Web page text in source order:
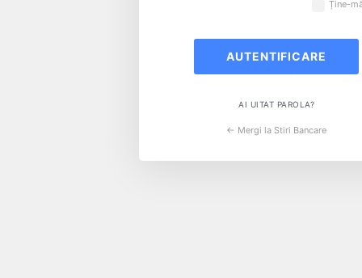
Ține-
AI UITAT PAROLA?
← Mergi la Stiri Bancare